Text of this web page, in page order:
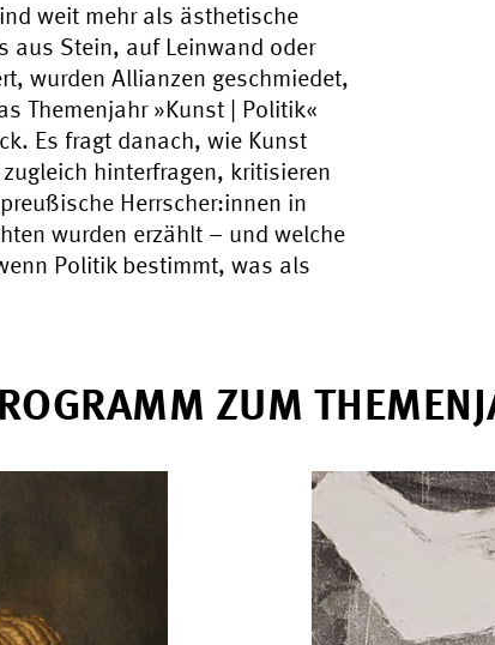
weit mehr als ästhetische
aus Stein, auf Leinwand oder
wurden Allianzen geschmiedet,
Themenjahr »Kunst | Politik«
Es fragt danach, wie Kunst
hinterfragen, kritisieren
Herrscher:innen in
wurden erzählt – und welche
Politik bestimmt, was als
ZUM